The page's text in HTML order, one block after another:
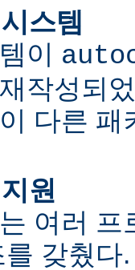
스템
이
작성되
다른 패
원
여러
를 갖췄